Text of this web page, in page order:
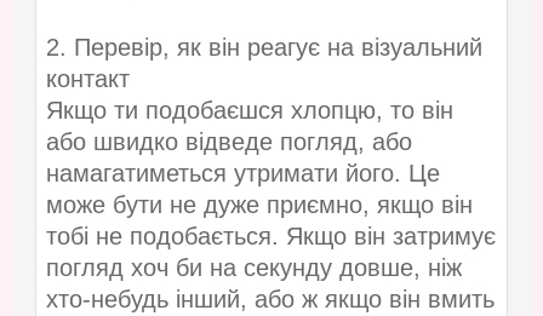
2. Перевір, як він реагує на візуальний
контакт
Якщо ти подобаєшся хлопцю, то він
або швидко відведе погляд, або
намагатиметься утримати його. Це
може бути не дуже приємно, якщо він
тобі не подобається. Якщо він затримує
погляд хоч би на секунду довше, ніж
хто-небудь інший, або ж якщо він вмить